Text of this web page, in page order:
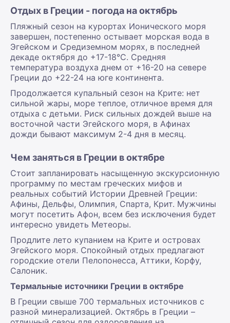
Отдых в Греции - погода на октябрь
Пляжный сезон на курортах Ионического моря
завершен, постепенно остывает морская вода в
Эгейском и Средиземном морях, в последней
декаде октября до +17-18°С. Средняя
температура воздуха днем от +16-20 на севере
Греции до +22-24 на юге континента.
Продолжается купальный сезон на Крите: нет
сильной жары, море теплое, отличное время для
отдыха с детьми. Риск сильных дождей выше на
восточной части Эгейского моря, в Афинах
дожди бывают максимум 2-4 дня в месяц.
Чем заняться в Греции в октябре
Стоит запланировать насыщенную экскурсионную
программу по местам греческих мифов и
реальных событий Истории Древней Греции:
Афины, Дельфы, Олимпия, Спарта, Крит. Мужчины
могут посетить Афон, всем без исключения будет
интересно увидеть Метеоры.
Продлите лето купанием на Крите и островах
Эгейского моря. Спокойный отдых предлагают
городские отели Пелопонесса, Аттики, Корфу,
Салоник.
Термальные источники Греции в октябре
В Греции свыше 700 термальных источников с
разной минерализацией. Октябрь в Греции –